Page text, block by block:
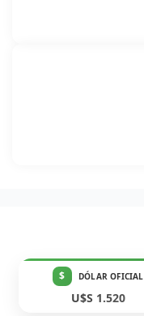
$ DÓLAR OFICIAL
U$S 1.520